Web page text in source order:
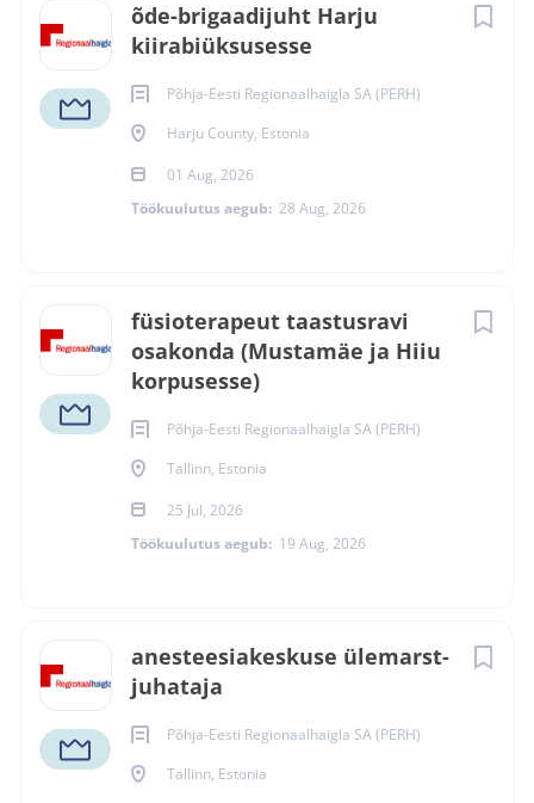
õde-brigaadijuht Harju
kiirabiüksusesse
Põhja-Eesti Regionaalhaigla SA (PERH)
Harju County, Estonia
01 Aug, 2026
Töökuulutus aegub: 28 Aug, 2026
füsioterapeut taastusravi
osakonda (Mustamäe ja Hiiu
korpusesse)
Põhja-Eesti Regionaalhaigla SA (PERH)
Tallinn, Estonia
25 Jul, 2026
Töökuulutus aegub: 19 Aug, 2026
anesteesiakeskuse ülemarst-
juhataja
Põhja-Eesti Regionaalhaigla SA (PERH)
Tallinn, Estonia